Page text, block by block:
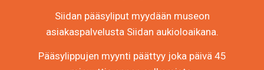
Siidan pääsyliput myydään museon
asiakaspalvelusta Siidan aukioloaikana.
Pääsylippujen myynti päättyy joka päivä 45